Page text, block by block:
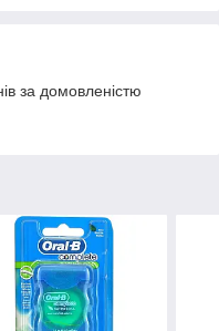
за домовленістю